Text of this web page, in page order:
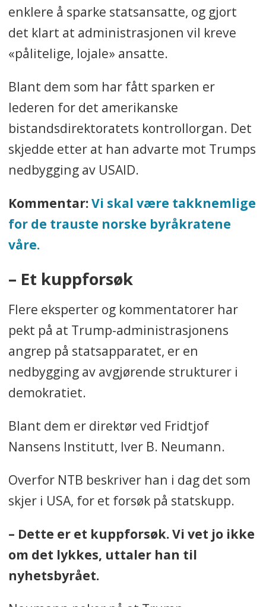
enklere å sparke statsansatte, og gjort
det klart at administrasjonen vil kreve
«pålitelige, lojale» ansatte.
Blant dem som har fått sparken er
lederen for det amerikanske
bistandsdirektoratets kontrollorgan. Det
skjedde etter at han advarte mot Trumps
nedbygging av USAID.
Kommentar:Vi skal være takknemlige
for de trauste norske byråkratene
våre.
– Et kuppforsøk
Flere eksperter og kommentatorer har
pekt på at Trump-administrasjonens
angrep på statsapparatet, er en
nedbygging av avgjørende strukturer i
demokratiet.
Blant dem er direktør ved Fridtjof
Nansens Institutt, Iver B. Neumann.
Overfor NTB beskriver han i dag det som
skjer i USA, for et forsøk på statskupp.
– Dette er et kuppforsøk. Vi vet jo ikke
om det lykkes, uttaler han til
nyhetsbyrået.